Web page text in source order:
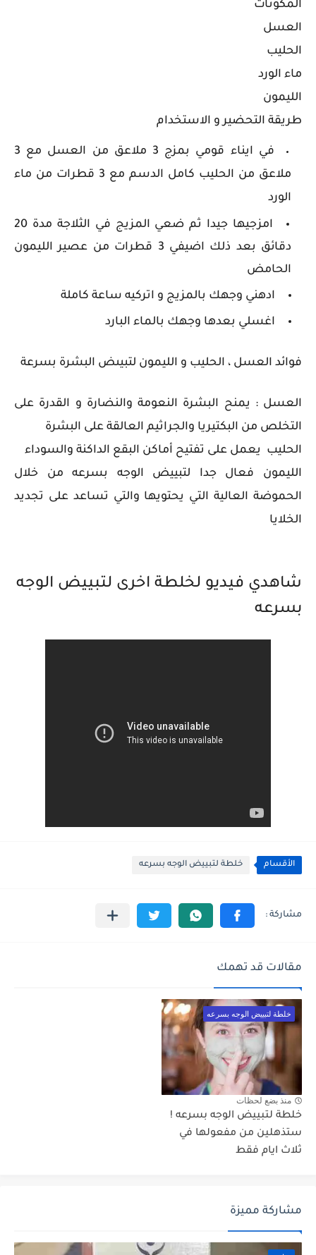
المكونات
العسل
الحليب
ماء الورد
الليمون
طريقة التحضير و الاستخدام
في ايناء قومي بمزج 3 ملاعق من العسل مع 3
ملاعق من الحليب كامل الدسم مع 3 قطرات من ماء
الورد
امزجيها جيدا ثم ضعي المزيج في الثلاجة مدة 20
دقائق بعد ذلك اضيفي 3 قطرات من عصير الليمون
الحامض
ادهني وجهك بالمزيج و اتركيه ساعة كاملة
اغسلي بعدها وجهك بالماء البارد
فوائد العسل ، الحليب و الليمون لتبيىض البشرة بسرعة
العسل : يمنح البشرة النعومة والنضارة و القدرة على
التخلص من البكتيريا والجراثيم العالقة على البشرة
الحليب يعمل على تفتيح أماكن البقع الداكنة والسوداء
الليمون فعال جدا لتبييض الوجه بسرعه من خلال
الحموضة العالية التي يحتويها والتي تساعد على تجديد
الخلايا
شاهدي فيديو لخلطة اخرى لتبييض الوجه
بسرعه
الأقسام خلطة لتبييض الوجه بسرعه
مقالات قد تهمك
خلطة لتبييض الوجه بسرعه
منذ بضع لحظات
خلطة لتبييض الوجه بسرعه !
ستذهلين من مفعولها في
ثلاث ايام فقط
مشاركة مميزة